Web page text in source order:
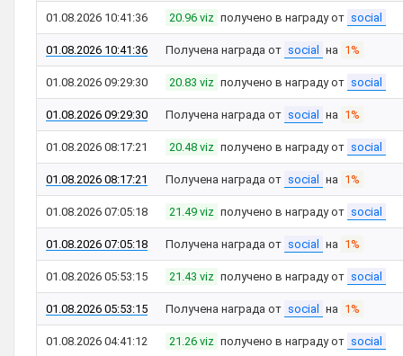
01.08.2026 10:41:36 20.96 viz получено в награду от social
01.08.2026 10:41:36 Получена награда от social на 1%
01.08.2026 09:29:30 20.83 viz получено в награду от social
01.08.2026 09:29:30 Получена награда от social на 1%
01.08.2026 08:17:21 20.48 viz получено в награду от social
01.08.2026 08:17:21 Получена награда от social на 1%
01.08.2026 07:05:18 21.49 viz получено в награду от social
01.08.2026 07:05:18 Получена награда от social на 1%
01.08.2026 05:53:15 21.43 viz получено в награду от social
01.08.2026 05:53:15 Получена награда от social на 1%
01.08.2026 04:41:12 21.26 viz получено в награду от social